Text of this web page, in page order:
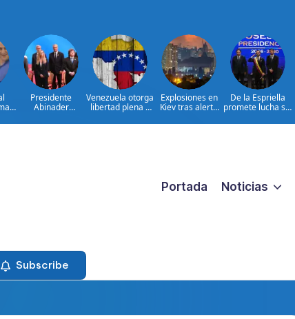
Presidente
Abinader
en Colombia y
Venezuela otorga
libertad plena a
Lourdes Afiuni
Explosiones en
Kiev tras alerta
balísticos
De la Espriella
promete lucha sin
narcoterrorismo
Portada Noticias
Subscribe